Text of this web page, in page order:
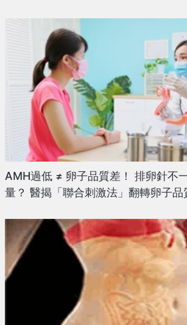
AMH過低 ≠ 卵子品質差！ 排卵針不
量？ 醫揭「聯合刺激法」翻轉卵子品